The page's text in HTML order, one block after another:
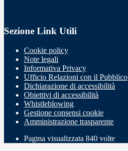
Sezione Link Utili
Cookie policy
Note legali
Informativa Privacy
Ufficio Relazioni con il Pubblico
Dichiarazione di accessibilità
Obiettivi di accessibilità
Whistleblowing
Gestione consensi cookie
Amministrazione trasparente
Pagina visualizzata 840 volte